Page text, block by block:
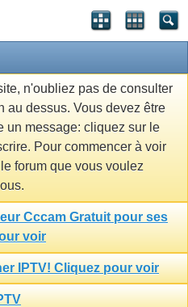
n'oubliez pas de consulter
au dessus. Vous devez être
un message: cliquez sur le
Pour commencer à voir
forum que vous voulez
Cccam Gratuit pour ses
voir
IPTV! Cliquez pour voir